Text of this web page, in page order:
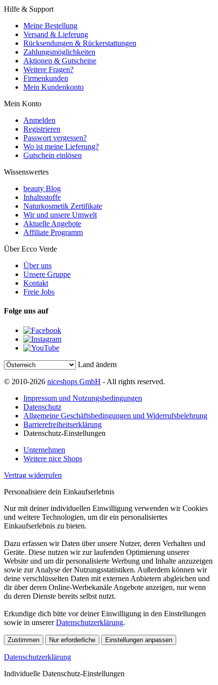
Hilfe & Support
Meine Bestellung
Versand & Lieferung
Rücksendungen & Rückerstattungen
Zahlungsmöglichkeiten
Aktionen & Gutscheine
Weitere Fragen?
Firmenkunden
Mein Kundenkonto
Mein Konto
Anmelden
Registrieren
Passwort vergessen?
Wo ist meine Lieferung?
Gutschein einlösen
Wissenswertes
beauty Blog
Inhaltsstoffe
Naturkosmetik Zertifikate
Wir und unsere Umwelt
Aktuelle Angebote
Affiliate Programm
Über Ecco Verde
Über uns
Unsere Gruppe
Kontakt
Freie Jobs
Folge uns auf
Land ändern
© 2010-2026 niceshops GmbH - All rights reserved.
Impressum und Nutzungsbedingungen
Datenschutz
Allgemeine Geschäftsbedingungen und Widerrufsbelehrung
Barrierefreiheitserklärung
Datenschutz-Einstellungen
Unternehmen
Weitere nice Shops
Vertrag widerrufen
Personalisiere dein Einkaufserlebnis
Nur mit deiner individuellen Einwilligung verwenden wir Cookies
und weitere Technologien, um dir ein personalisiertes
Einkaufserlebnis zu bieten.
Dazu erfassen wir Daten über unsere Nutzer, deren Verhalten und
Geräte. Diese nutzen wir zur laufenden Optimierung unserer
Website und um dir personalisierte Werbung und Inhalte anzuzeigen
sowie zur Analyse der Nutzungsstatistiken. Außerdem können wir
deine verschlüsselten Daten mit externen Anbietern abgleichen und
dir über deren Online-Werbekanäle Angebote anzeigen, nur wenn
du deren Dienste bereits selbst nutzt.
Erkundige dich bitte vor deiner Einwilligung in den Einstellungen
sowie in unsererDatenschutzerklärung.
Zustimmen Nur erforderliche Einstellungen anpassen
Datenschutzerklärung
Individuelle Datenschutz-Einstellungen